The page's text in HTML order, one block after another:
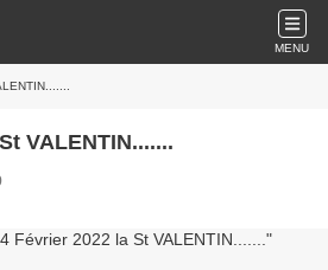
MENU
VALENTIN.......